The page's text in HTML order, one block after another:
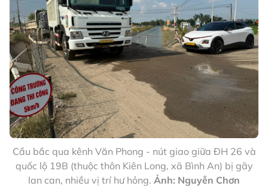
Cầu bắc qua kênh Văn Phong - nút giao giữa ĐH 26 và
quốc lộ 19B (thuộc thôn Kiên Long, xã Bình An) bị gãy
lan can, nhiều vị trí hư hỏng. Ảnh: Nguyễn Chơn